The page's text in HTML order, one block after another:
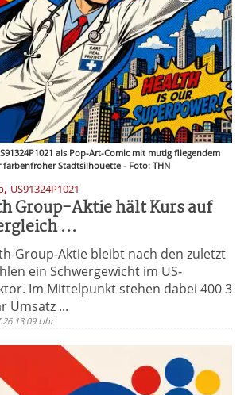
als Pop-Art-Comic mit mutig fliegendem
farbenfroher Stadtsilhouette - Foto: THN
, US91324P1021
Group-Aktie hält Kurs auf
...
Group-Aktie bleibt nach den zuletzt
ein Schwergewicht im US-
Im Mittelpunkt stehen dabei 400 3
Umsatz ...
13:09 Uhr